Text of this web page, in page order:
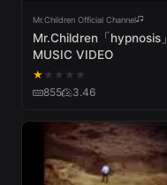
Mr.Children Official Channel
Mr.Children「hypnosis」
MUSIC VIDEO
★ ★ ★ ★ ★
855 3.46